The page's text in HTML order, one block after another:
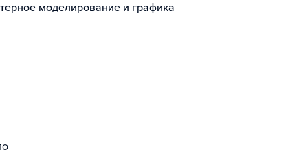
моделирование и графика